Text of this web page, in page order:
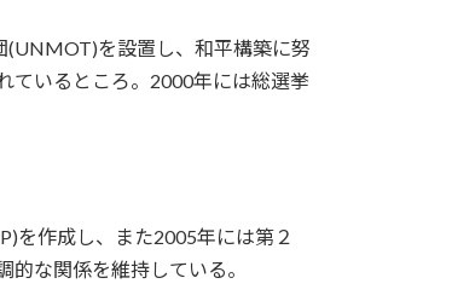
(UNMOT)を設置し、和平構築に努
ているところ。2000年には総選挙
を作成し、また2005年には第２
な関係を維持している。